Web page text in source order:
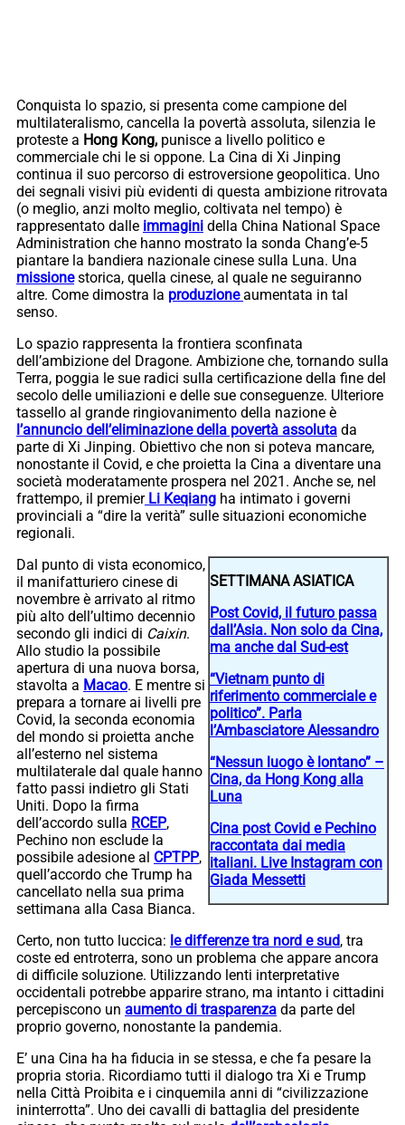
Conquista lo spazio, si presenta come campione del
multilateralismo, cancella la povertà assoluta, silenzia le
proteste a Hong Kong, punisce a livello politico e
commerciale chi le si oppone. La Cina di Xi Jinping
continua il suo percorso di estroversione geopolitica. Uno
dei segnali visivi più evidenti di questa ambizione ritrovata
(o meglio, anzi molto meglio, coltivata nel tempo) è
rappresentato dalle immagini della China National Space
Administration che hanno mostrato la sonda Chang’e-5
piantare la bandiera nazionale cinese sulla Luna. Una
missionestorica, quella cinese, al quale ne seguiranno
altre. Come dimostra la produzioneaumentata in tal
senso.
Lo spazio rappresenta la frontiera sconfinata
dell’ambizione del Dragone. Ambizione che, tornando sulla
Terra, poggia le sue radici sulla certificazione della fine del
secolo delle umiliazioni e delle sue conseguenze. Ulteriore
tassello al grande ringiovanimento della nazione è
l’annuncio dell’eliminazione della povertà assoluta da
parte di Xi Jinping. Obiettivo che non si poteva mancare,
nonostante il Covid, e che proietta la Cina a diventare una
società moderatamente prospera nel 2021. Anche se, nel
frattempo, il premierLi Keqiang ha intimato i governi
provinciali a “dire la verità” sulle situazioni economiche
regionali.
SETTIMANA ASIATICA
Post Covid, il futuro passa
dall’Asia. Non solo da Cina,
ma anche dal Sud-est
“Vietnam punto di
riferimento commerciale e
politico”. Parla
l’Ambasciatore Alessandro
“Nessun luogo è lontano” –
Cina, da Hong Kong alla
Luna
Cina post Covid e Pechino
raccontata dai media
italiani. Live Instagram con
Giada Messetti
Dal punto di vista economico,
il manifatturiero cinese di
novembre è arrivato al ritmo
più alto dell’ultimo decennio
secondo gli indici di Caixin.
Allo studio la possibile
apertura di una nuova borsa,
stavolta a Macao. E mentre si
prepara a tornare ai livelli pre
Covid, la seconda economia
del mondo si proietta anche
all’esterno nel sistema
multilaterale dal quale hanno
fatto passi indietro gli Stati
Uniti. Dopo la firma
dell’accordo sulla RCEP,
Pechino non esclude la
possibile adesione al CPTPP,
quell’accordo che Trump ha
cancellato nella sua prima
settimana alla Casa Bianca.
Certo, non tutto luccica: le differenze tra nord e sud, tra
coste ed entroterra, sono un problema che appare ancora
di difficile soluzione. Utilizzando lenti interpretative
occidentali potrebbe apparire strano, ma intanto i cittadini
percepiscono un aumento di trasparenza da parte del
proprio governo, nonostante la pandemia.
E’ una Cina ha ha fiducia in se stessa, e che fa pesare la
propria storia. Ricordiamo tutti il dialogo tra Xi e Trump
nella Città Proibita e i cinquemila anni di “civilizzazione
ininterrotta”. Uno dei cavalli di battaglia del presidente